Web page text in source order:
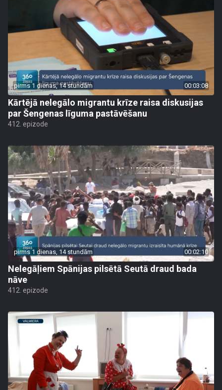
pirms 1 dienas, 14 stundām 00:03:08
Kārtējā nelegālo migrantu krīze raisa diskusijas
par Šengenas līguma pastāvēšanu
412. epizode
pirms 1 dienas, 14 stundām 00:02:10
Nelegāļiem Spānijas pilsētā Seutā draud bada
nāve
412. epizode